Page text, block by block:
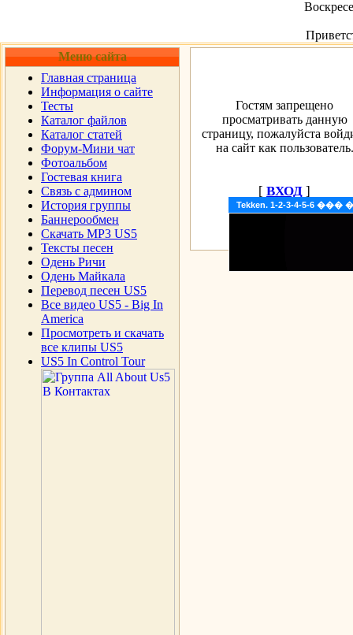
Меню сайта
Главная страница
Информация о сайте
Тесты
Каталог файлов
Каталог статей
Форум-Мини чат
Фотоальбом
Гостевая книга
Cвязь с админом
История группы
Баннерообмен
Скачать MP3 US5
Тексты песен
Одень Ричи
Одень Майкала
Перевод песен US5
Все видео US5 - Big In
America
Просмотреть и скачать
все клипы US5
US5 In Control Tour
Tekken. 1-2-3-4-5-6
Гостям запрещено
просматривать данную
страницу, пожалуйста
на сайт как пользователь.
[ ВХОД ]